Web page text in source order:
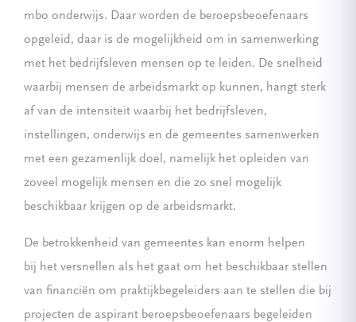
mbo onderwijs. Daar worden de beroepsbeoefenaars
opgeleid, daar is de mogelijkheid om in samenwerking
met het bedrijfsleven mensen op te leiden. De snelheid
waarbij mensen de arbeidsmarkt op kunnen, hangt sterk
af van de intensiteit waarbij het bedrijfsleven,
instellingen, onderwijs en de gemeentes samenwerken
met een gezamenlijk doel, namelijk het opleiden van
zoveel mogelijk mensen en die zo snel mogelijk
beschikbaar krijgen op de arbeidsmarkt.
De betrokkenheid van gemeentes kan enorm helpen
bij het versnellen als het gaat om het beschikbaar stellen
van financiën om praktijkbegeleiders aan te stellen die bij
projecten de aspirant beroepsbeoefenaars begeleiden